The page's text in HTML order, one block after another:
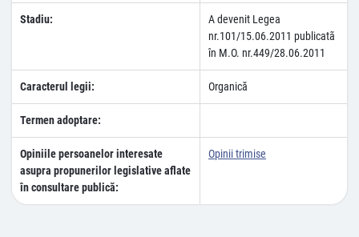
Stadiu:
A devenit Legea
nr.101/15.06.2011 publicatã
în M.O. nr.449/28.06.2011
Caracterul legii: Organică
Termen adoptare:
Opiniile persoanelor interesate
asupra propunerilor legislative aflate
în consultare publică:
Opinii trimise